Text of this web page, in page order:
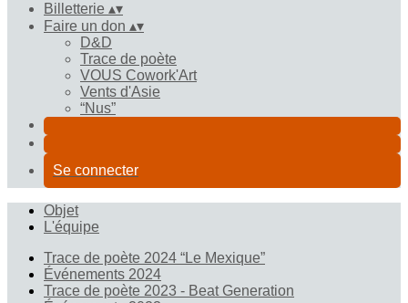
Billetterie ▴▾
Faire un don ▴▾
D&D
Trace de poète
VOUS Cowork'Art
Vents d'Asie
“Nus”
Se connecter
Objet
L'équipe
Trace de poète 2024 “Le Mexique”
Événements 2024
Trace de poète 2023 - Beat Generation